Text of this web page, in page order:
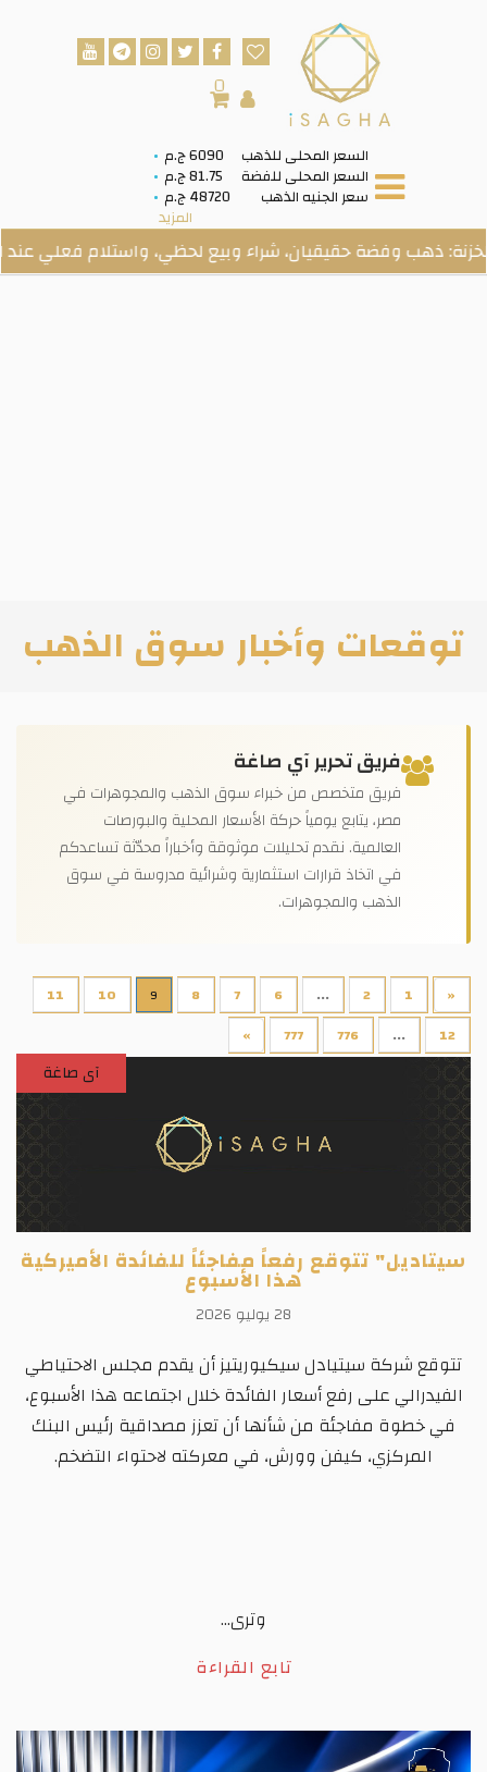
السعر المحلى للذهب 6090 ج.م
السعر المحلى للفضة 81.75 ج.م
سعر الجنيه الذهب 48720 ج.م
المزيد
0
وفضة حقيقيان، شراء وبيع لحظي، واستلام فعلي عند الطلب.
توقعات وأخبار سوق الذهب
فريق تحرير آي صاغة
فريق متخصص من خبراء سوق الذهب والمجوهرات في
مصر، يتابع يومياً حركة الأسعار المحلية والبورصات
العالمية. نقدم تحليلات موثوقة وأخباراً محدّثة تساعدكم
في اتخاذ قرارات استثمارية وشرائية مدروسة في سوق
الذهب والمجوهرات.
«
1
2
...
6
7
8
9
10
11
12
...
776
777
»
آى صاغة
سيتاديل" تتوقع رفعاً مفاجئاً للفائدة الأميركية
هذا الأسبوع
28 يوليو 2026
تتوقع شركة سيتيادل سيكيوريتيز أن يقدم مجلس الاحتياطي
الفيدرالي على رفع أسعار الفائدة خلال اجتماعه هذا الأسبوع،
في خطوة مفاجئة من شأنها أن تعزز مصداقية رئيس البنك
المركزي، كيفن وورش، في معركته لاحتواء التضخم.
وترى...
تابع القراءة